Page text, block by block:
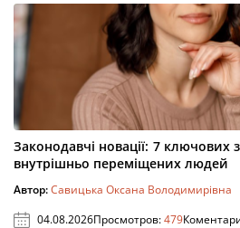
Законодавчі новації: 7 ключових
внутрішньо переміщених людей
Автор:Савицька Оксана Володимирівна
04.08.2026Просмотров:479